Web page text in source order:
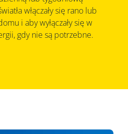
włączały się rano lub
i aby wyłączały się w
gdy nie są potrzebne.